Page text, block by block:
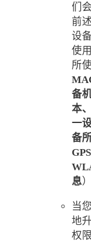
们
前
设
使
所
备
本
一
备
GPS
息
当
地
权